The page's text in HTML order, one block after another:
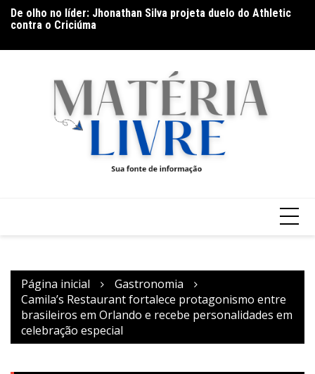
para
conteúdo
De olho no líder: Jhonathan Silva projeta duelo do Athletic
contra o Criciúma
Página inicial
Gastronomia
Camila’s Restaurant fortalece protagonismo entre
brasileiros em Orlando e recebe personalidades em
celebração especial